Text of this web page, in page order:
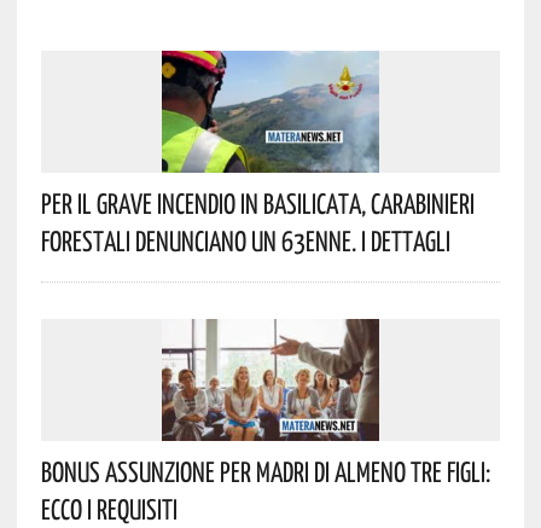
Per Il Grave Incendio In Basilicata, Carabinieri
Forestali Denunciano Un 63enne. I Dettagli
Bonus Assunzione Per Madri Di Almeno Tre Figli:
Ecco I Requisiti